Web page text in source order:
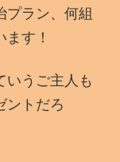
プラン、何組
す！
いうご主人も
ントだろ